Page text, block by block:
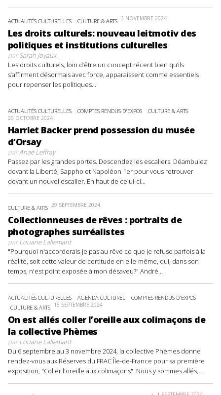
ACTUALITÉS CULTURELLES CULTURE & ARTS 3 NOVEMBRE 2024
Les droits culturels: nouveau leitmotiv des
politiques et institutions culturelles
parSarah Joyaux
Les droits culturels, loin d’être un concept récent bien qu’ils
s’affirment désormais avec force, apparaissent comme essentiels
pour repenser les politiques...
ACTUALITÉS CULTURELLES COMPTES RENDUS D'EXPOS CULTURE & ARTS
20 OCTOBRE 2024
Harriet Backer prend possession du musée
d’Orsay
parAnaë Leffray
Passez par les grandes portes. Descendez les escaliers. Déambulez
devant la Liberté, Sappho et Napoléon 1er pour vous retrouver
devant un nouvel escalier. En haut de celui-ci...
CULTURE & ARTS 29 SEPTEMBRE 2024
Collectionneuses de rêves : portraits de
photographes surréalistes
parLouane Lallemant
"Pourquoi n'accorderais-je pas au rêve ce que je refuse parfois à la
réalité, soit cette valeur de certitude en elle-même, qui, dans son
temps, n'est point exposée à mon désaveu?" André...
ACTUALITÉS CULTURELLES AGENDA CULTUREL
COMPTES RENDUS D'EXPOS
CULTURE & ARTS 15 SEPTEMBRE 2024
On est allés coller l’oreille aux colimaçons de
la collective Phèmes
parLouane Lallemant
Du 6 septembre au 3 novembre 2024, la collective Phèmes donne
rendez-vous aux Réserves du FRAC Île-de-France pour sa première
exposition, "Coller l'oreille aux colimaçons". Nous y sommes allés,...